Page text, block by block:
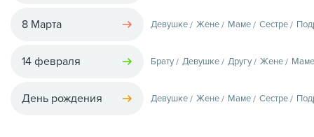
8 Марта Девушке Жене Маме Сестре
14 февраля Брату Девушке Другу Жене Маме
День рождения Девушке Жене Маме Сестре